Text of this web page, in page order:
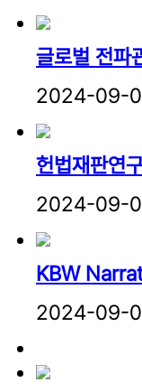
글로벌 전
2024-09-
헌법재판연
2024-09-
KBW
2024-09-